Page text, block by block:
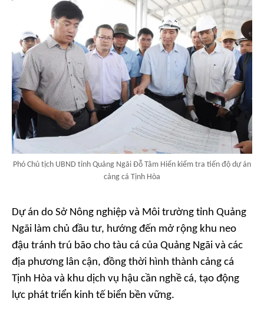
Phó Chủ tịch UBND tỉnh Quảng Ngãi Đỗ Tâm Hiển kiểm tra tiến độ dự án
cảng cá Tịnh Hòa
Dự án do Sở Nông nghiệp và Môi trường tỉnh Quảng
Ngãi làm chủ đầu tư, hướng đến mở rộng khu neo
đậu tránh trú bão cho tàu cá của Quảng Ngãi và các
địa phương lân cận, đồng thời hình thành cảng cá
Tịnh Hòa và khu dịch vụ hậu cần nghề cá, tạo động
lực phát triển kinh tế biển bền vững.